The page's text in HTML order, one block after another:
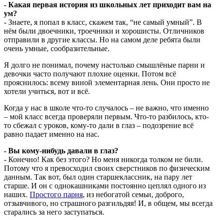
- Какая первая история из школьных лет приходит вам на
ум?
- Знаете, я попал в класс, скажем так, “не самый умный”. В
нём были двоечники, троечники и хорошисты. Отличников
отправили в другие классы. Но на самом деле ребята были
очень умные, сообразительные.
Я долго не понимал, почему настолько смышлёные парни и
девочки часто получают плохие оценки. Потом всё
прояснилось: всему виной элементарная лень. Они просто не
хотели учиться, вот и всё.
Когда у нас в школе что-то случалось – не важно, что именно
– мой класс всегда проверяли первым. Что-то разбилось, кто-
то сбежал с уроков, кому-то дали в глаз – подозрение всё
равно падает именно на нас.
- Вы кому-нибудь давали в глаз?
- Конечно! Как без этого? Но меня никогда толком не били.
Потому что я превосходил своих сверстников по физическим
данным. Так вот, был один старшеклассник, на пару лет
старше. И он с однокашниками постоянно цеплял одного из
наших. Простого парня, из небогатой семьи, доброго,
отзывчивого, но страшного разгильдяя! И, в общем, мы всегда
старались за него заступаться.